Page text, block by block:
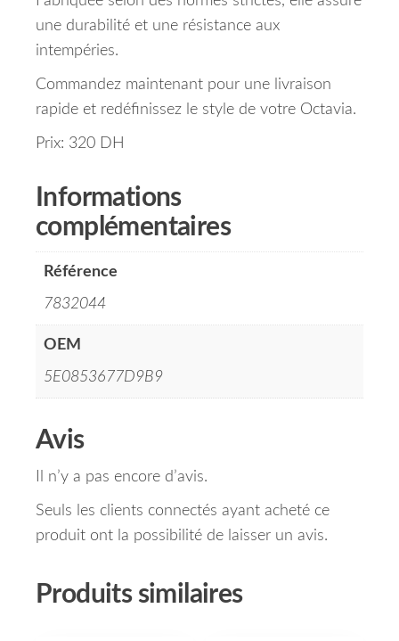
une durabilité et une résistance aux
intempéries.
Commandez maintenant pour une livraison
rapide et redéfinissez le style de votre Octavia.
Prix: 320 DH
Informations
complémentaires
Référence
7832044
OEM
5E0853677D9B9
Avis
Il n’y a pas encore d’avis.
Seuls les clients connectés ayant acheté ce
produit ont la possibilité de laisser un avis.
Produits similaires